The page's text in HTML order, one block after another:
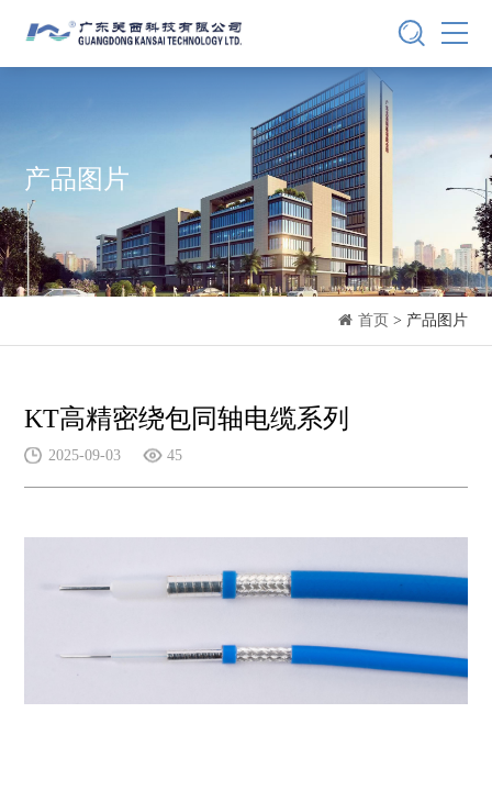
产品图片
首页 > 产品图片
KT高精密绕包同轴电缆系列
2025-09-03 45